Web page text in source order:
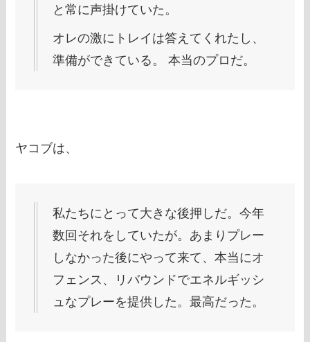
と常に声掛けていた。
オレの激にトレイは答えてくれたし、
準備ができている。 本当のプロだ。
ヤコブは、
私たちにとって大きな後押しだ。今年
数回それをしていたが。あまりプレー
しなかった後にやって来て、本当にオ
フェンス、リバウンドでエネルギッシ
ュなプレーを提供した。最高だった。